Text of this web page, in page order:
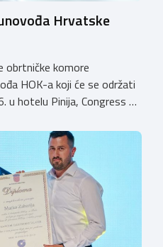
Hrvatske
obrtničke komore
HOK-a koji će se održati
u hotelu Pinija, Congress &
2026. u
i pozdrav
listopada, održavat će se
te okrugli stolovi na